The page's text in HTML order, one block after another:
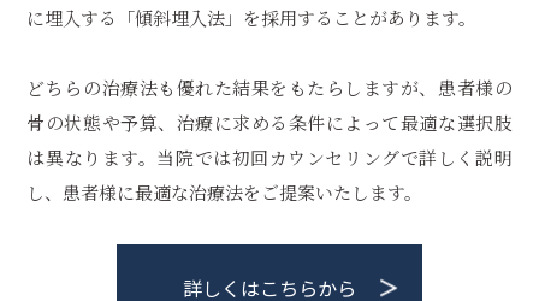
に埋入する「傾斜埋入法」を採用することがあります。
どちらの治療法も優れた結果をもたらしますが、患者様の
骨の状態や予算、治療に求める条件によって最適な選択肢
は異なります。当院では初回カウンセリングで詳しく説明
し、患者様に最適な治療法をご提案いたします。
詳しくはこちらから